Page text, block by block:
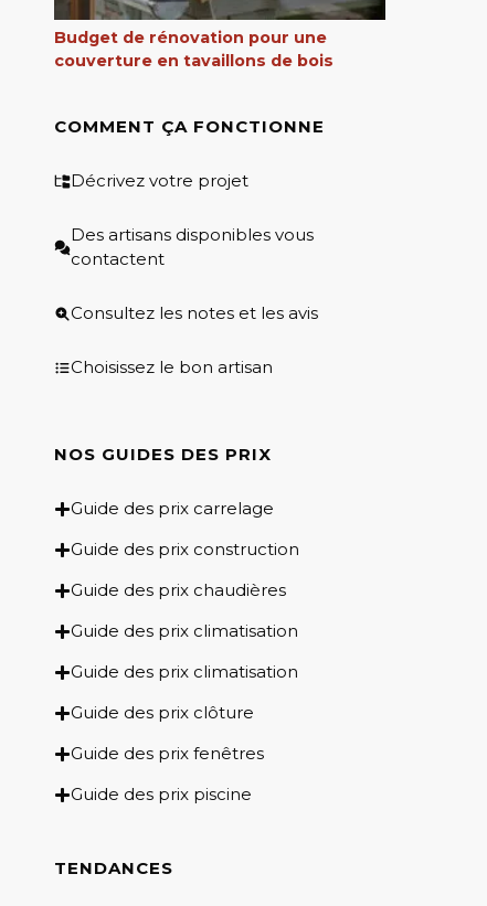
Budget de rénovation pour une
couverture en tavaillons de bois
COMMENT ÇA FONCTIONNE
Décrivez votre projet
Des artisans disponibles vous
contactent
Consultez les notes et les avis
Choisissez le bon artisan
NOS GUIDES DES PRIX​
Guide des prix carrelage
Guide des prix construction
Guide des prix chaudières
Guide des prix climatisation
Guide des prix climatisation
Guide des prix clôture
Guide des prix fenêtres
Guide des prix piscine
TENDANCES